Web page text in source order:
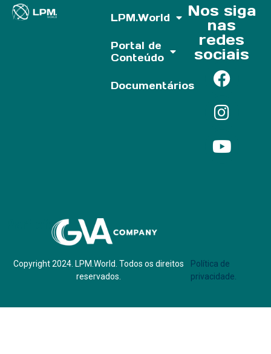
LPM.World
Portal de
Conteúdo
Documentários
Nos siga
nas
redes
sociais
Copyright 2024. LPM.World. Todos os direitos
reservados.
Política de
privacidade.